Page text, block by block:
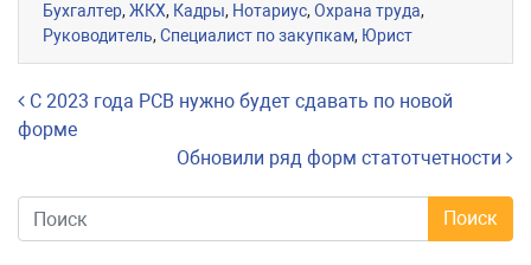
Бухгалтер,ЖКХ, Кадры, Нотариус,Охрана труда,
Руководитель,Специалист по закупкам, Юрист
Навигация по записям
С 2023 года РСВ нужно будет сдавать по новой
форме
Обновили ряд форм статотчетности